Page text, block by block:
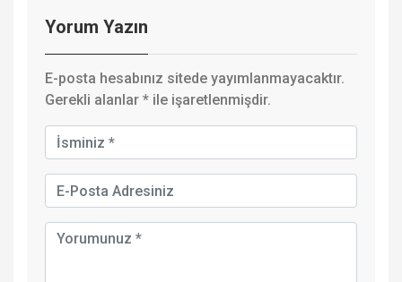
Yorum Yazın
E-posta hesabınız sitede yayımlanmayacaktır.
Gerekli alanlar * ile işaretlenmişdir.